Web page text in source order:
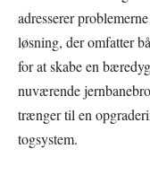
adresserer
løsning, der omfatter
for at skabe en
nuværende
trænger til en
togsystem.